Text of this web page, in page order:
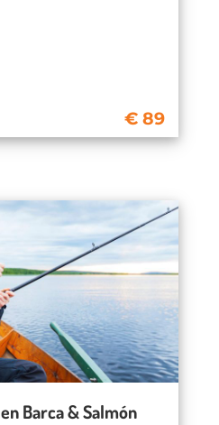
89
Barca & Salmón